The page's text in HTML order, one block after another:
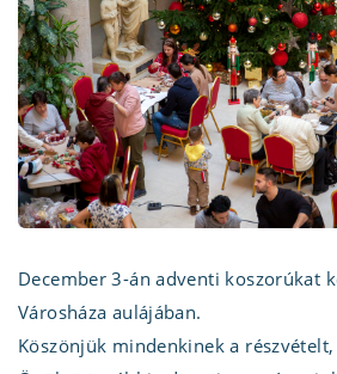
December 3-án adventi koszorúkat
Városháza aulájában.
Köszönjük mindenkinek a